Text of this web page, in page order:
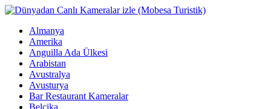
Almanya
Amerika
Anguilla Ada Ülkesi
Arabistan
Avustralya
Avusturya
Bar Restaurant Kameralar
Belçika